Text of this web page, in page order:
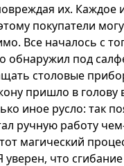
их. Каждое
покупатели
Все началось с
под
столовые
пришло в голову
иное русло: так
ручную работу
магический
что сгибание